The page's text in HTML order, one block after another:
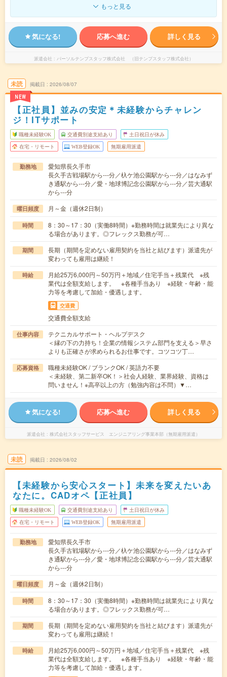
もっと見る
気になる! 応募へ進む 詳しく見る
派遣会社 パーソルテンプスタッフ株式会社 （旧テンプスタッフ株式会社）
未読
NEW
掲載日 2026/08/07
【正社員】並みの安定＊未経験からチャレン
ジ！ITサポート
職種未経験OK 交通費別途支給あり 土日祝日が休み
在宅・リモート WEB登録OK 無期雇用派遣
勤務地
愛知県長久手市
長久手古戦場駅から---分／杁ケ池公園駅から---分／はなみず
き通駅から---分／愛・地球博記念公園駅から---分／芸大通駅
から---分
曜日頻度 月～金（週休2日制）
時間
8：30～17：30（実働8時間）※勤務時間は就業先により異な
る場合があります。◎フレックス勤務が可…
期間
長期（期間を定めない雇用契約を当社と結びます）派遣先が
変わっても雇用は継続！
時給
月給25万6,000円～50万円＋地域／住宅手当＋残業代 ※残
業代は全額支給します。 ※各種手当あり ※経験・年齢・能
力等を考慮して加給・優遇します。
交通費
交通費全額支給
仕事内容
テクニカルサポート・ヘルプデスク
＜縁の下の力持ち！企業の情報システム部門を支える＞早さ
よりも正確さが求められるお仕事です。コツコツ丁…
応募資格
職種未経験OK / ブランクOK / 英語力不要
＜未経験、第二新卒OK！＞社会人経験、業界経験、資格は
問いません！※高卒以上の方（勉強内容は不問）▼…
気になる! 応募へ進む 詳しく見る
派遣会社 株式会社スタッフサービス エンジニアリング事業本部（無期雇用派遣）
未読 掲載日 2026/08/02
【未経験から安心スタート】未来を変えたいあ
なたに。CADオペ【正社員】
職種未経験OK 交通費別途支給あり 土日祝日が休み
在宅・リモート WEB登録OK 無期雇用派遣
勤務地
愛知県長久手市
長久手古戦場駅から---分／杁ケ池公園駅から---分／はなみず
き通駅から---分／愛・地球博記念公園駅から---分／芸大通駅
から---分
曜日頻度 月～金（週休2日制）
時間
8：30～17：30（実働8時間）※勤務時間は就業先により異な
る場合があります。◎フレックス勤務が可…
期間
長期（期間を定めない雇用契約を当社と結びます）派遣先が
変わっても雇用は継続！
時給
月給25万6,000円～50万円＋地域／住宅手当＋残業代 ※残
業代は全額支給します。 ※各種手当あり ※経験・年齢・能
力等を考慮して加給・優遇します。